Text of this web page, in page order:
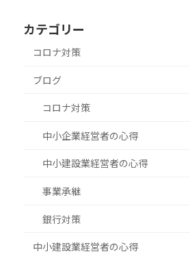
カテゴリー
コロナ対策
ブログ
コロナ対策
中小企業経営者の心得
中小建設業経営者の心得
事業承継
銀行対策
中小建設業経営者の心得